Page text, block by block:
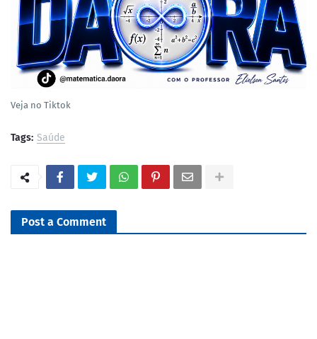
Veja no Tiktok
Tags: Saúde
Post a Comment